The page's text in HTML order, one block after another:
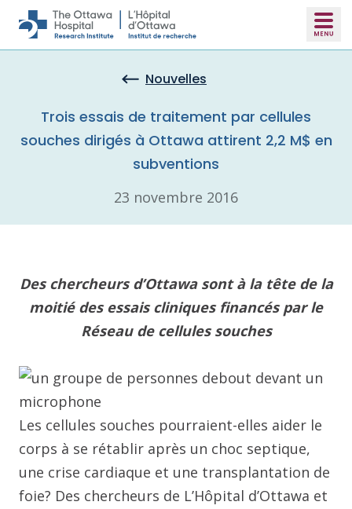
Skip to main content
Nouvelles
Trois essais de traitement par cellules
souches dirigés à Ottawa attirent 2,2 M$ en
subventions
23 novembre 2016
Des chercheurs d’Ottawa sont à la tête de la
moitié des essais cliniques financés par le
Réseau de cellules souches
Les cellules souches pourraient-elles aider le
corps à se rétablir après un choc septique,
une crise cardiaque et une transplantation de
foie? Des chercheurs de L’Hôpital d’Ottawa et